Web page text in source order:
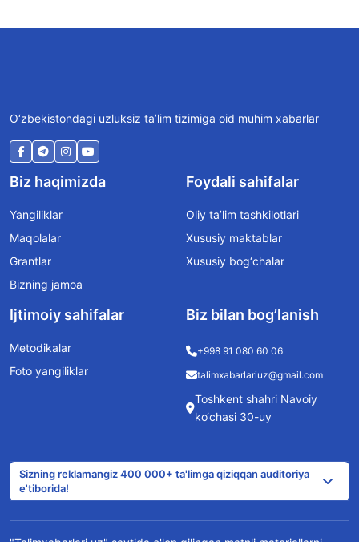
O‘zbekistondagi uzluksiz ta’lim tizimiga oid muhim xabarlar
Biz haqimizda
Yangiliklar
Maqolalar
Grantlar
Bizning jamoa
Foydali sahifalar
Oliy ta’lim tashkilotlari
Xususiy maktablar
Xususiy bog‘chalar
Ijtimoiy sahifalar
Metodikalar
Foto yangiliklar
Biz bilan bog’lanish
+998 91 080 60 06
talimxabarlariuz@gmail.com
Toshkent shahri Navoiy
ko‘chasi 30-uy
Sizning reklamangiz 400 000+ ta'limga qiziqqan auditoriya
e'tiborida!